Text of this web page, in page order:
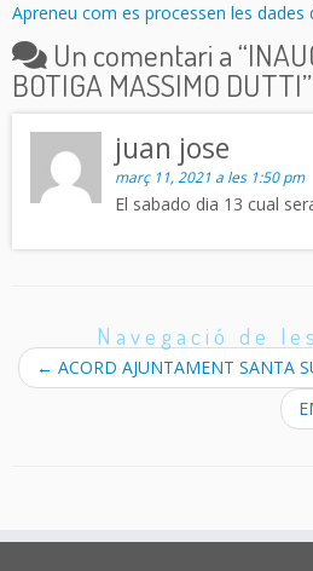
Apreneu com es processen les dades
Un comentari a “
BOTIGA MASSIMO DUTTI”
juan jose
març 11, 2021 a les 1:50 pm
El sabado dia 13 cual
Navegació de
← ACORD AJUNTAMENT SANTA